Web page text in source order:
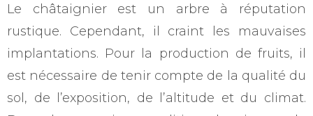
Le châtaignier est un arbre à réputation
rustique. Cependant, il craint les mauvaises
implantations. Pour la production de fruits, il
est nécessaire de tenir compte de la qualité du
sol, de l’exposition, de l’altitude et du climat.